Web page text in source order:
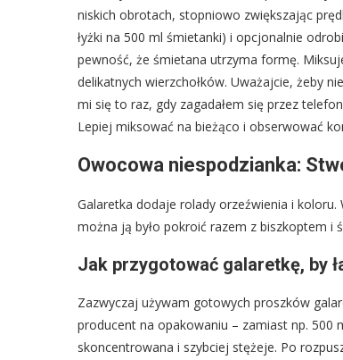
niskich obrotach, stopniowo zwiększając
łyżki na 500 ml śmietanki) i opcjonalnie
pewność, że śmietana utrzyma formę.
delikatnych wierzchołków. Uważajcie, żeby
mi się to raz, gdy zagadałem się przez
Lepiej miksować na bieżąco i obserwować
Owocowa niespodzianka:
Galaretka dodaje rolady orzeźwienia i koloru.
można ją było pokroić razem z biszkoptem i
Jak przygotować galaretkę, by
Zazwyczaj używam gotowych proszków
producent na opakowaniu – zamiast np. 500
skoncentrowana i szybciej stężeje. Po